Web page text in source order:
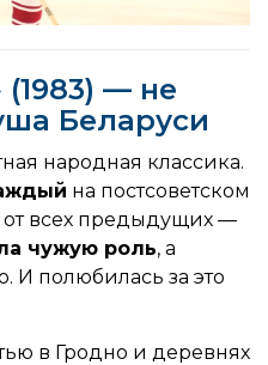
— не
Беларуси
народная классика.
на постсоветском
от всех предыдущих —
чужую роль, а
И полюбилась за это
в Гродно и деревнях